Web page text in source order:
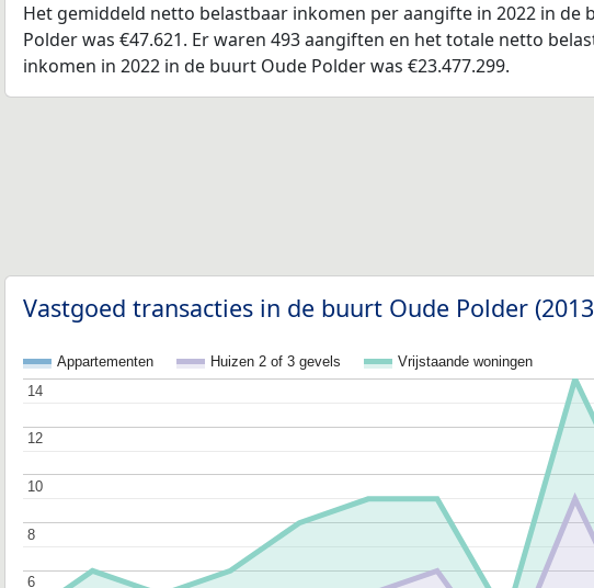
Het gemiddeld netto belastbaar inkomen per aangifte in 2022 in de
Polder was €47.621. Er waren 493 aangiften en het totale netto
inkomen in 2022 in de buurt Oude Polder was €23.477.299.
Vastgoed transacties in de buurt Oude Polder
Appartementen Huizen 2 of 3 gevels Vrijstaande woningen
6
6
8
8
10
10
12
12
14
14